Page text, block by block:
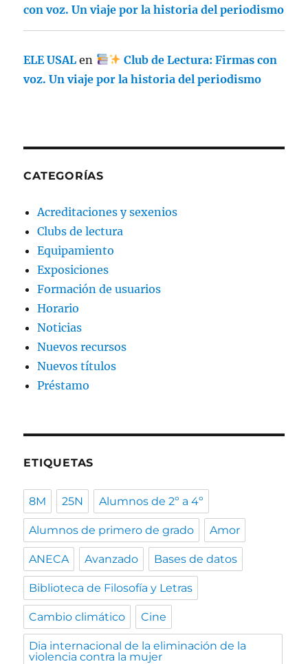
con voz. Un viaje por la historia del periodismo
ELE USAL en
Club de Lectura: Firmas con
voz. Un viaje por la historia del periodismo
CATEGORÍAS
Acreditaciones y sexenios
Clubs de lectura
Equipamiento
Exposiciones
Formación de usuarios
Horario
Noticias
Nuevos recursos
Nuevos títulos
Préstamo
ETIQUETAS
8M 25N Alumnos de 2º a 4º
Alumnos de primero de grado Amor
ANECA Avanzado Bases de datos
Biblioteca de Filosofía y Letras
Cambio climático Cine
Dia internacional de la eliminación de la
violencia contra la mujer